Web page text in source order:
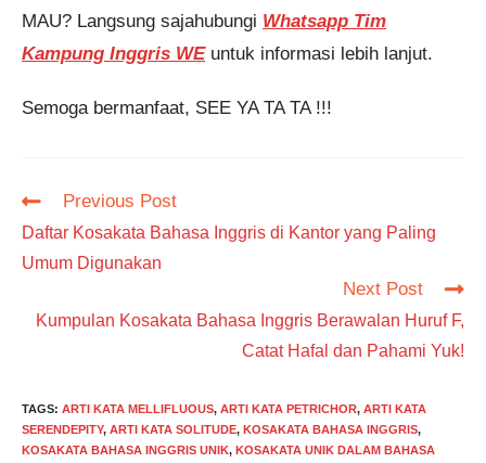
MAU? Langsung sajahubungi Whatsapp Tim
Kampung Inggris WEuntuk informasi lebih lanjut.
Semoga bermanfaat, SEE YA TA TA !!!
Read
articles
Previous Post
Daftar Kosakata Bahasa Inggris di Kantor yang Paling
Umum Digunakan
Next Post
Kumpulan Kosakata Bahasa Inggris Berawalan Huruf F,
Catat Hafal dan Pahami Yuk!
TAGS: ARTI KATA MELLIFLUOUS, ARTI KATA PETRICHOR, ARTI KATA
SERENDEPITY, ARTI KATA SOLITUDE, KOSAKATA BAHASA INGGRIS,
KOSAKATA BAHASA INGGRIS UNIK, KOSAKATA UNIK DALAM BAHASA